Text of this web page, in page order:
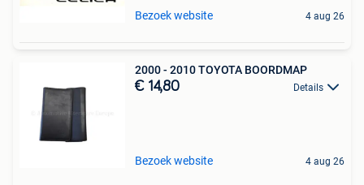
Bezoek website 4 aug 26
2000 - 2010 TOYOTA BOORDMAP
€ 14,80 Details
Bezoek website 4 aug 26